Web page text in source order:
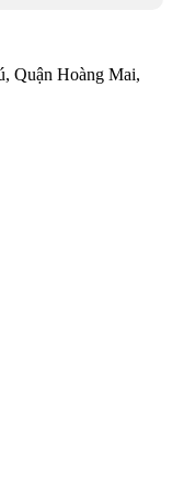
Quận Hoàng Mai,